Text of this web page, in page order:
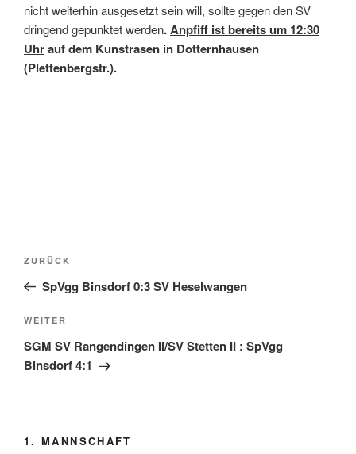
nicht weiterhin ausgesetzt sein will, sollte gegen den SV
dringend gepunktet werden.Anpfiff ist bereits um 12:30
Uhrauf dem Kunstrasen in Dotternhausen
(Plettenbergstr.).
Beitragsnavigation
Vorheriger
Beitrag
ZURÜCK
SpVgg Binsdorf 0:3 SV Heselwangen
Nächster
Beitrag
WEITER
SGM SV Rangendingen II/SV Stetten II : SpVgg
Binsdorf 4:1
1. MANNSCHAFT